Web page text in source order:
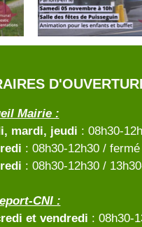
Mairie :
mardi, jeudi : 08h30-
: 08h30-12h30 /
: 08h30-12h30 /
CNI :
et vendredi : 08h30-